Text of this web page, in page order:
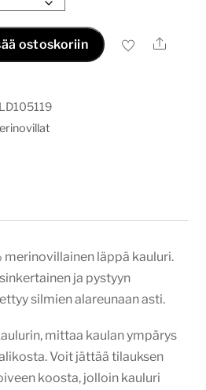
ostoskoriin Ale
merinovillainen läppä kauluri.
ja pystyyn
silmien alareunaan asti.
mittaa kaulan ympärys
Voit jättää tilauksen
koosta, jolloin kauluri